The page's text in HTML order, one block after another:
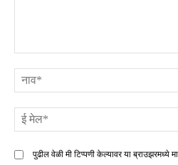
पुढील वेळी मी टिप्पणी केल्यावर या